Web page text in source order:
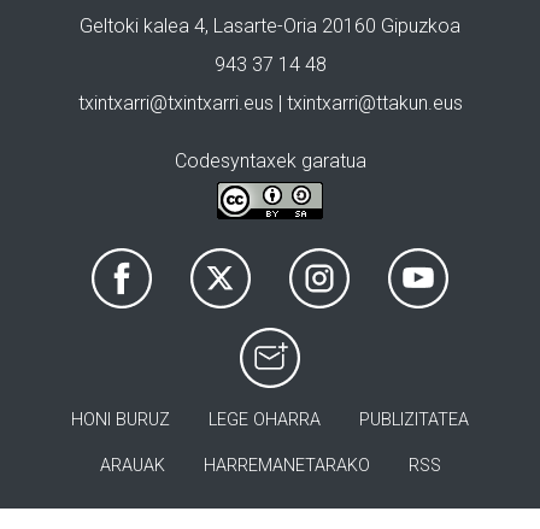
Geltoki kalea 4, Lasarte-Oria 20160 Gipuzkoa
943 37 14 48
txintxarri@txintxarri.eus | txintxarri@ttakun.eus
Codesyntaxek garatua
HONI BURUZ LEGE OHARRA PUBLIZITATEA
ARAUAK HARREMANETARAKO RSS